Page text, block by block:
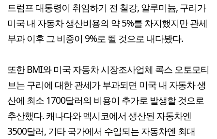
트럼프 대통령이 취임하기 전 철강, 알루미늄, 구리가
미국 내 자동차 생산비용의 약 5%를 차지했지만 관세
부과 이후 그 비중이 9%로 뛸 것으로 내다봤다.
또한 BMI와 미국 자동차 시장조사업체 콕스 오토모티
브는 구리에 대한 관세가 부과되면 미국 내 자동차 생
산에 최소 1700달러의 비용이 추가로 발생할 것으로
추산했다. 캐나다와 멕시코에서 생산된 자동차엔
3500달러, 기타 국가에서 수입되는 자동차엔 최대